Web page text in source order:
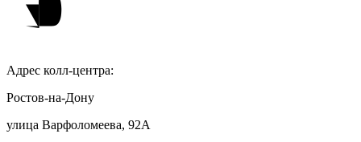
Адрес колл-центра:
Ростов-на-Дону
улица Варфоломеева, 92А